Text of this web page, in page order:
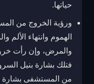
حياتها.
ورؤية الخروج من
الهموم وانتهاء الألم
والمرض، وإن رأت
فتلك بشارة بنيل
من المستشفى بشارة